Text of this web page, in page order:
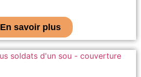
En savoir plus